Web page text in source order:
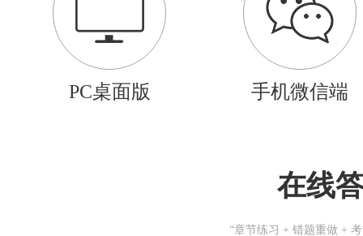
PC桌面版 手机微信端
在线
“章节练习 + 错题重做 +